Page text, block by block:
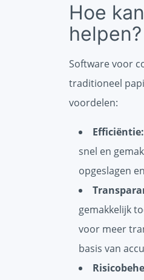
Hoe
helpen?
Software voor
traditioneel
voordelen:
Efficiëntie:
snel en
opgeslagen
gemakkelijk
voor meer
basis van